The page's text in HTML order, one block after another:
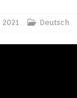
Deutsch